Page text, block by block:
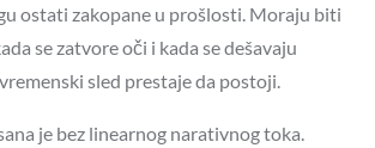
ostati zakopane u prošlosti. Moraju biti
se zatvore oči i kada se dešavaju
sled prestaje da postoji.
je bez linearnog narativnog toka.